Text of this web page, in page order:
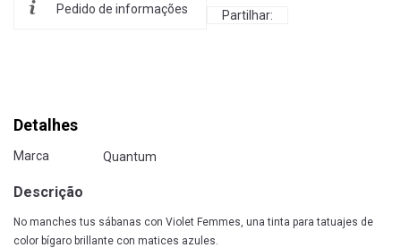
Pedido de informações Partilhar:
Detalhes
Marca Quantum
Descrição
No manches tus sábanas con Violet Femmes, una tinta para tatuajes de
color bígaro brillante con matices azules.